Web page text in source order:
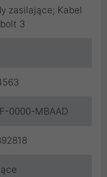
zasilające; Kabel
3
0000-MBAAD